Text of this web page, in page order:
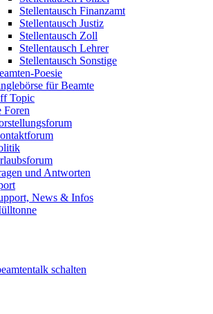
Stellentausch Finanzamt
Stellentausch Justiz
Stellentausch Zoll
Stellentausch Lehrer
Stellentausch Sonstige
Poesie
für Beamte
Topic
Foren
und Antworten
News & Infos
schalten